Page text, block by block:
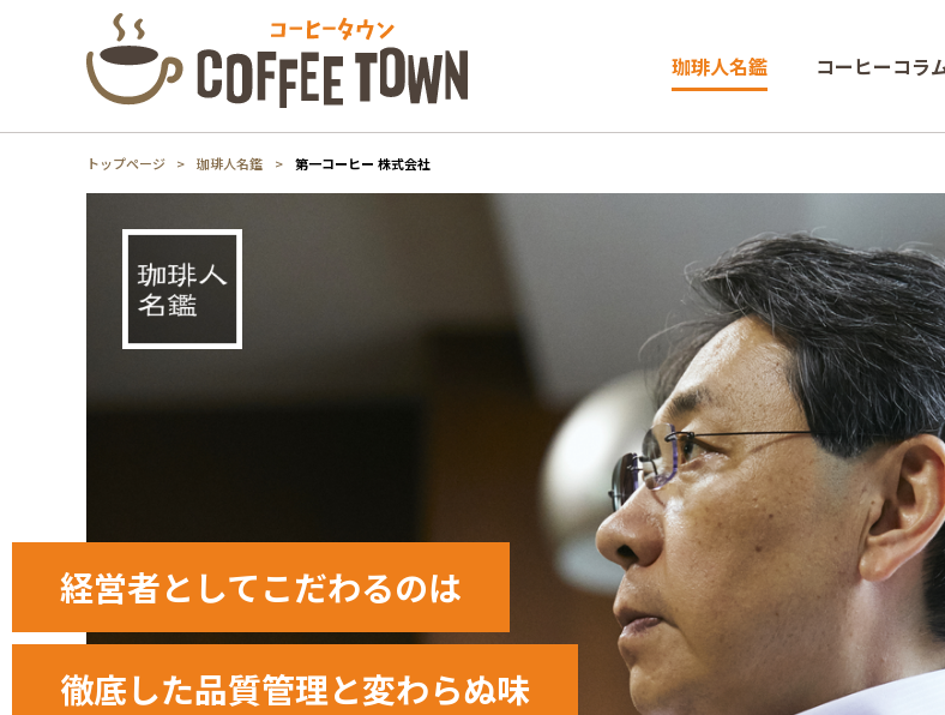
珈琲人名鑑 コーヒーコラ
トップページ 珈琲人名鑑 第一コーヒー 株式会社
経営者としてこだわるのは
徹底した品質管理と変わらぬ味